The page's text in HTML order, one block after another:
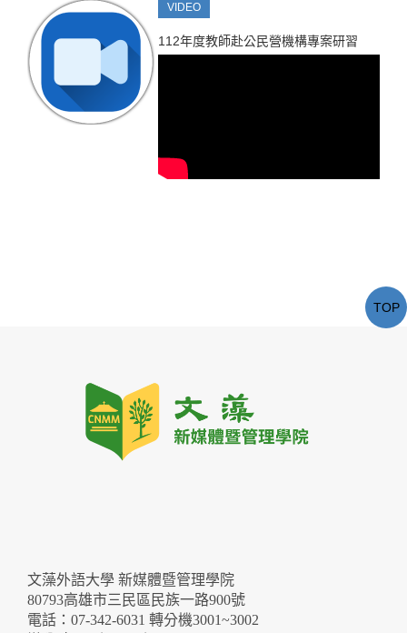
VIDEO
112年度教師赴公民營機構專案研習
文藻外語大學 新媒體暨管理學院
80793高雄市三民區民族一路900號
電話：07-342-6031 轉分機3001~3002
TOP